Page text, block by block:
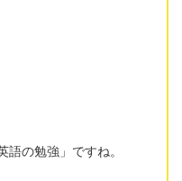
の勉強」ですね。